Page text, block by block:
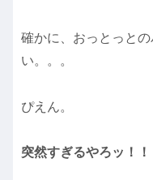
確かに、おっとっと
い。。。
ぴえん。
突然すぎるやろッ！！